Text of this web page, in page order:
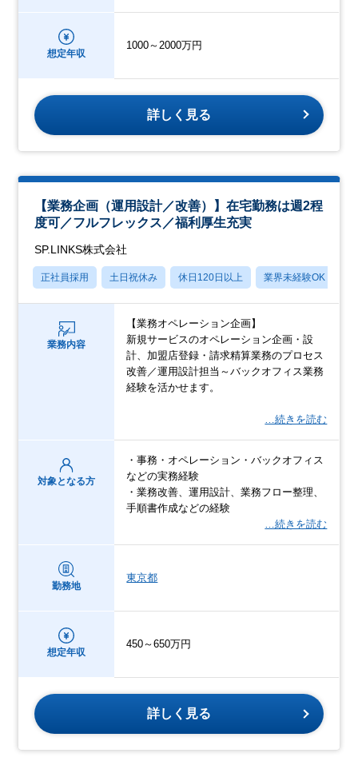
想定年収
1000～2000万円
詳しく見る
【業務企画（運用設計／改善）】在宅勤務は週2程
度可／フルフレックス／福利厚生充実
SP.LINKS株式会社
正社員採用 土日祝休み 休日120日以上 業界未経験OK
業務内容
【業務オペレーション企画】
新規サービスのオペレーション企画・設
計、加盟店登録・請求精算業務のプロセス
改善／運用設計担当～バックオフィス業務
経験を活かせます。
…続きを読む
対象となる方
・事務・オペレーション・バックオフィス
などの実務経験
・業務改善、運用設計、業務フロー整理、
手順書作成などの経験
…続きを読む
勤務地
東京都
想定年収
450～650万円
詳しく見る